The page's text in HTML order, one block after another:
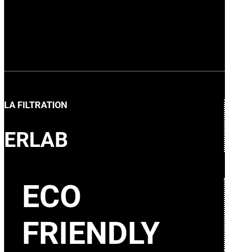
LA FILTRATION
ERLAB
ECO
FRIENDLY